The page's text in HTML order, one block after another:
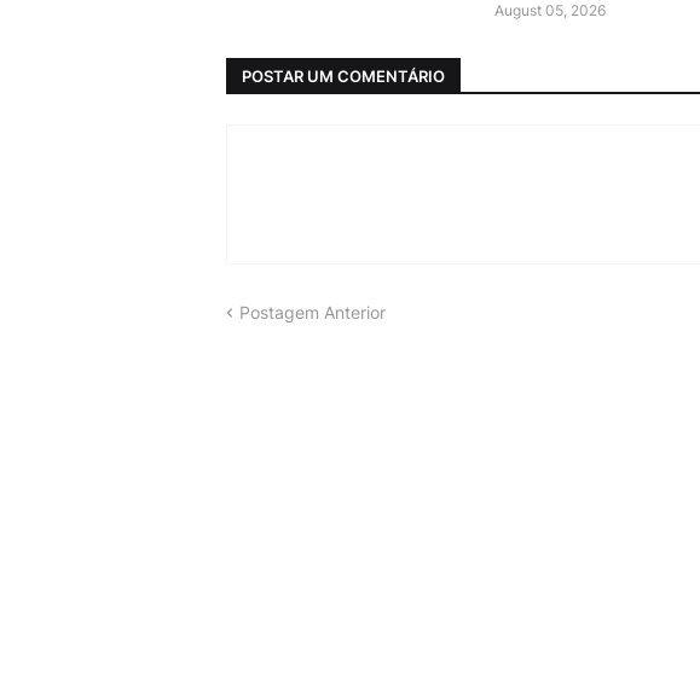
August 05, 2026
POSTAR UM COMENTÁRIO
Postagem Anterior